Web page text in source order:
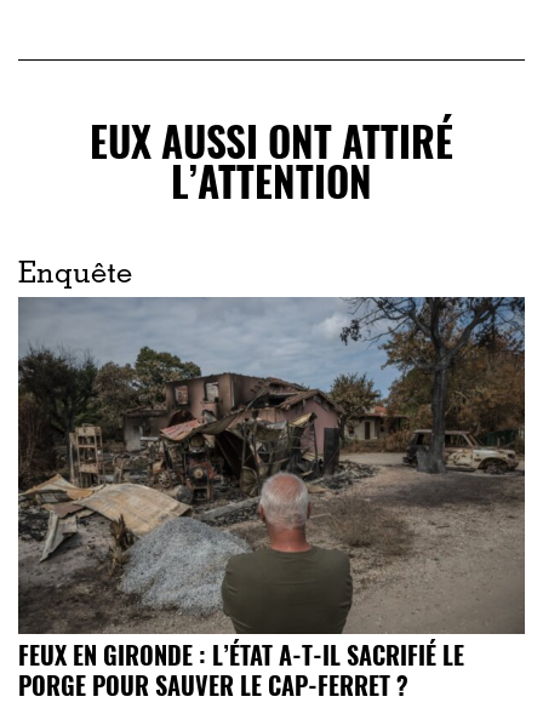
EUX AUSSI ONT ATTIRÉ
L’ATTENTION
Enquête
FEUX EN GIRONDE : L’ÉTAT A-T-IL SACRIFIÉ LE
PORGE POUR SAUVER LE CAP-FERRET ?